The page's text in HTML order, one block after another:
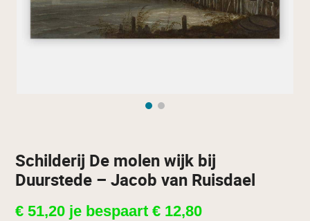
Schilderij De molen wijk bij
Duurstede – Jacob van Ruisdael
€ 51,20 je bespaart€ 12,80